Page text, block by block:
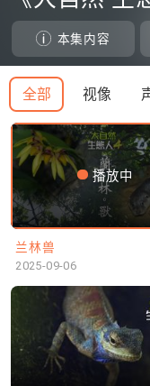
seconds 本集内容
全部 视像
播放中
兰林兽
2025-09-06